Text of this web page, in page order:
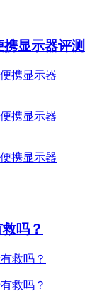
显示器评测
吗？